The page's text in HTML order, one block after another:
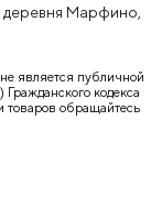
деревня Марфино,
является публичной
кодекса
товаров обращайтесь